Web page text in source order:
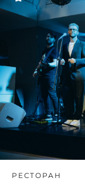
РЕСТОРАН